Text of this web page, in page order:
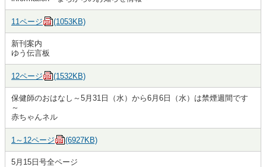
11ページ (1053KB)
新刊案内
ゆう伝言板
12ページ (1532KB)
保健師のおはなし～5月31日（水）から6月6日（水）は禁煙週間です
～
赤ちゃんネル
1～12ページ (6927KB)
5月15日号全ページ